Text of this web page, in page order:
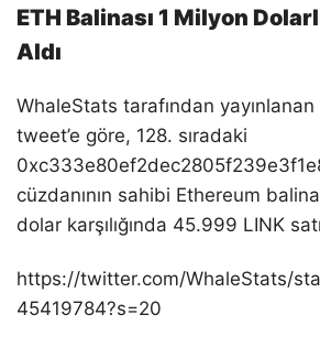
ETH Balinası 1 Milyon
Aldı
WhaleStats tarafından
tweet’e göre, 128. sıradaki
cüzdanının sahibi Ethereum
dolar karşılığında 45.999 LINK
https://twitter.com/WhaleStats/
45419784?s=20